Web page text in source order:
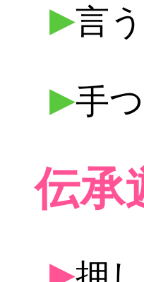
▶言
▶手
伝承
▶